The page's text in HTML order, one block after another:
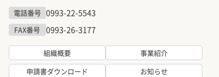
電話番号 0993-22-5543
FAX番号 0993-26-3177
組織概要
事業紹介
申請書ダウンロード
お知らせ